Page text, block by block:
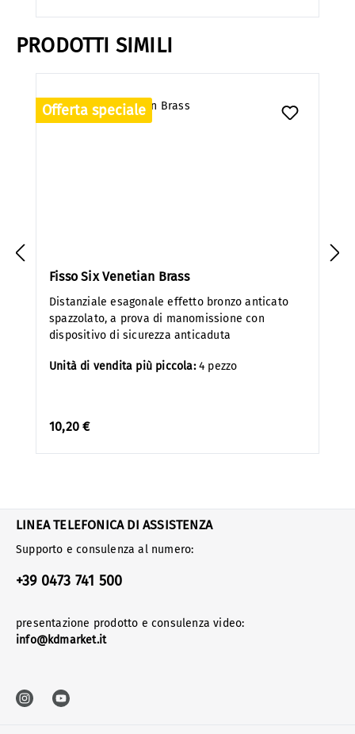
PRODOTTI SIMILI
Offerta speciale
Fisso Six Venetian Brass
Distanziale esagonale effetto bronzo anticato
spazzolato, a prova di manomissione con
dispositivo di sicurezza anticaduta
Unità di vendita più piccola:4 pezzo
10,20 €
LINEA TELEFONICA DI ASSISTENZA
Supporto e consulenza al numero:
+39 0473 741 500
presentazione prodotto e consulenza video:
info@kdmarket.it